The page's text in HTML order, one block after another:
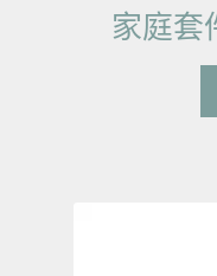
家庭套